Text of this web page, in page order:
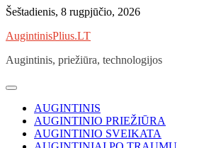
Skip
content
Šeštadienis, 8 rugpjūčio, 2026
AugintinisPlius.LT
Augintinis, priežiūra, technologijos
AUGINTINIS
AUGINTINIO PRIEŽIŪRA
AUGINTINIO SVEIKATA